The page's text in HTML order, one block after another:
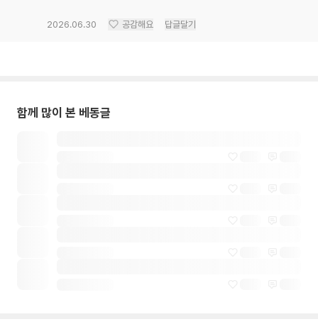
2026.06.30 공감해요 답글달기
함께 많이 본 베동글